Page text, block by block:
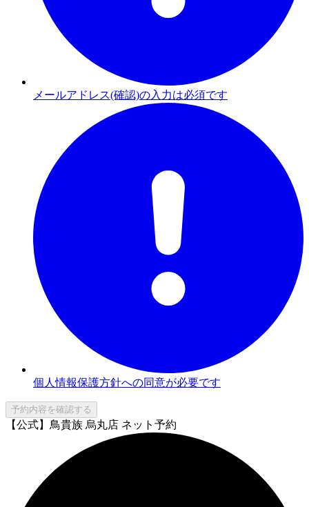
メールアドレス(確認)の入力は必須です
個人情報保護方針への同意が必要です
予約内容を確認する
【公式】鳥貴族 烏丸店 ネット予約